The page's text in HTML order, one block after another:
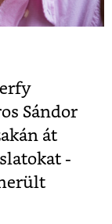
Sándor
át
-